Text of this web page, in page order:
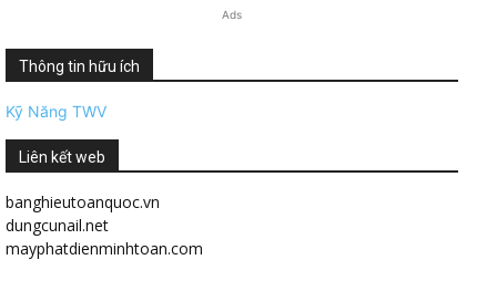
Ads
Thông tin hữu ích
Kỹ Năng TWV
Liên kết web
banghieutoanquoc.vn
dungcunail.net
mayphatdienminhtoan.com